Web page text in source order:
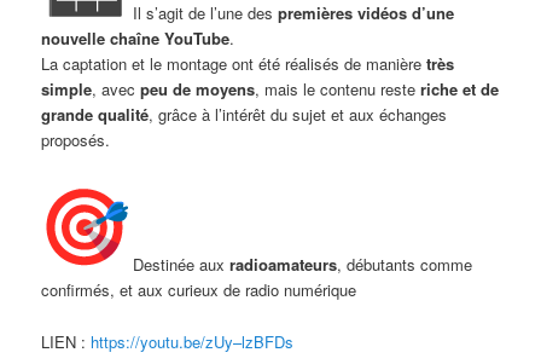
Il s’agit de l’une despremières vidéos d’une
nouvelle chaîne YouTube.
La captation et le montage ont été réalisés de manièretrès
simple, avecpeu de moyens, mais le contenu resteriche et de
grande qualité, grâce à l’intérêt du sujet et aux échanges
proposés.
Destinée auxradioamateurs, débutants comme
confirmés, et aux curieux de radio numérique
LIEN : https://youtu.be/zUy–lzBFDs